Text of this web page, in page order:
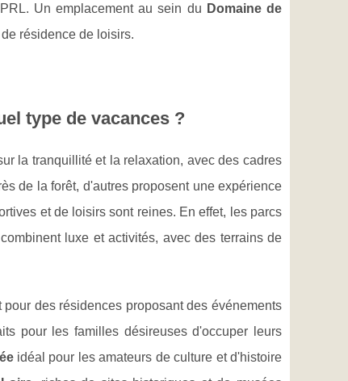
Un emplacement au sein du Domaine de
résidence de loisirs.
type de vacances ?
la tranquillité et la relaxation, avec des cadres
de la forêt, d'autres proposent une expérience
et de loisirs sont reines. En effet, les parcs
luxe et activités, avec des terrains de
pour des résidences proposant des événements
pour les familles désireuses d'occuper leurs
idéal pour les amateurs de culture et d'histoire